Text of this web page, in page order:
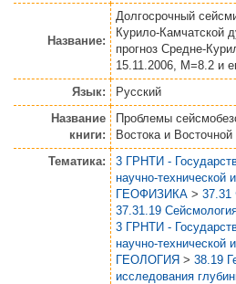
Название:
Долгосрочный
Курило-Камчатской
прогноз Средне-
15.11.2006, M=8.2 и
Язык:
Русский
Название
книги:
Проблемы
Востока и
Тематика:
3 ГРНТИ -
научно-технической
ГЕОФИЗИКА > 37.31
37.31.19
3 ГРНТИ -
научно-технической
ГЕОЛОГИЯ > 38.19
исследования